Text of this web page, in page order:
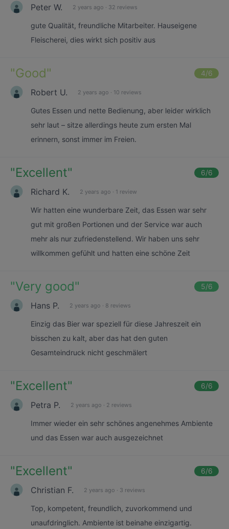
Peter W. 2 years ago · 32 reviews
gute Qualität, freundliche Mitarbeiter. Hauseigene
Fleischerei, dies wirkt sich positiv aus
"Good" 4/6
Robert U. 2 years ago · 10 reviews
Gutes Essen und nette Bedienung, aber leider wirklich
sehr laut – sitze allerdings heute zum ersten Mal
erinnern, sonst immer im Freien.
"Excellent" 6/6
Richard K. 2 years ago · 1 review
Wir hatten eine wunderbare Zeit, das Essen war sehr
gut mit großen Portionen und der Service war auch
mehr als nur zufriedenstellend. Wir haben uns sehr
willkommen gefühlt und hatten eine schöne Zeit
"Very good" 5/6
Hans P. 2 years ago · 8 reviews
Einzig das Bier war speziell für diese Jahreszeit ein
bisschen zu kalt, aber das hat den guten
Gesamteindruck nicht geschmälert
"Excellent" 6/6
Petra P. 2 years ago · 2 reviews
Immer wieder ein sehr schönes angenehmes Ambiente
und das Essen war auch ausgezeichnet
"Excellent" 6/6
Christian F. 2 years ago · 3 reviews
Top, kompetent, freundlich, zuvorkommend und
unaufdringlich. Ambiente ist beinahe einzigartig.